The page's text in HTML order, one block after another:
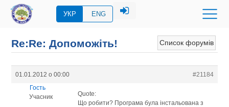
УКР ENG
Список форумів
Re:Re: Допоможіть!
01.01.2012 о 00:00
#21184
Гость
Учасник
Quote:
Що робити? Програма була інстальована з